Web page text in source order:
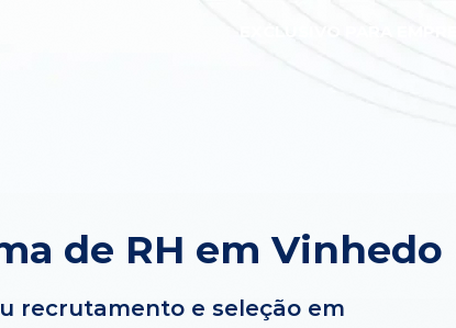
de RH em Vinhedo
recrutamento e seleção em